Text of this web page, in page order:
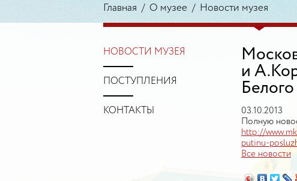
Главная / О музее / Новости музея
НОВОСТИ МУЗЕЯ
ПОСТУПЛЕНИЯ
КОНТАКТЫ
и
03.10.2013
Полную
http://
putinu-
Все новости